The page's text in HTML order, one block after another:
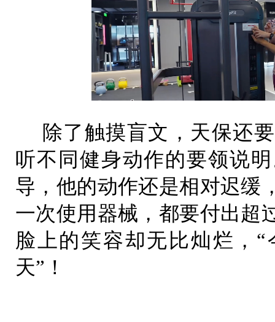
除了触摸盲文，天保还
听不同健身动作的要领说
导，他的动作还是相对迟缓
一次使用器械，都要付出超
脸上的笑容却无比灿烂，
天”！